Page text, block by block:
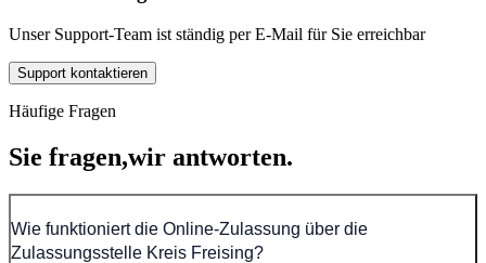
Unser Support-Team ist ständig per E-Mail für Sie erreichbar
Support kontaktieren
Häufige Fragen
Sie fragen,wir antworten.
Wie funktioniert die Online-Zulassung über die
Zulassungsstelle Kreis Freising?